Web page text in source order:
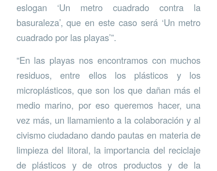
eslogan ‘Un metro cuadrado contra la
basuraleza’, que en este caso será ‘Un metro
cuadrado por las playas’”.
“En las playas nos encontramos con muchos
residuos, entre ellos los plásticos y los
microplásticos, que son los que dañan más el
medio marino, por eso queremos hacer, una
vez más, un llamamiento a la colaboración y al
civismo ciudadano dando pautas en materia de
limpieza del litoral, la importancia del reciclaje
de plásticos y de otros productos y de la